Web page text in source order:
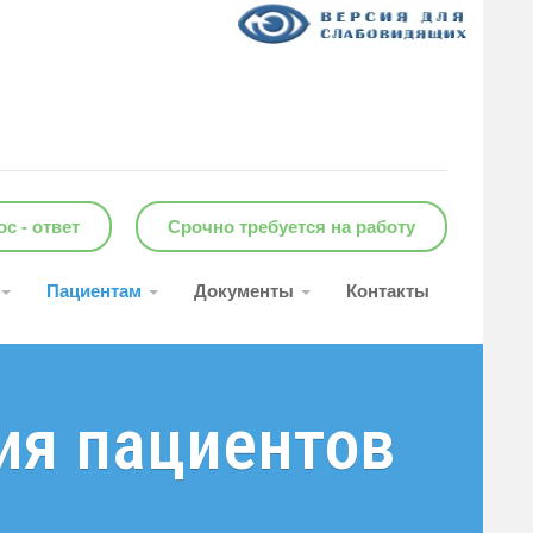
- ответ Срочно требуется на работу
Пациентам Документы Контакты
пациентов